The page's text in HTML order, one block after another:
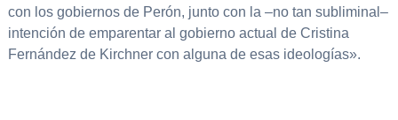
con los gobiernos de Perón, junto con la –no tan subliminal–
intención de emparentar al gobierno actual de Cristina
Fernández de Kirchner con alguna de esas ideologías».